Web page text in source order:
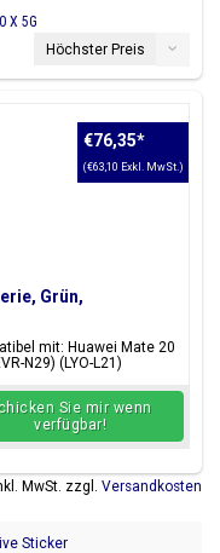
X 5G
Höchster Preis
Grün,
mit: Huawei Mate 20
N29) (LYO-L21)
€76,35*
(€63,10 Exkl. MwSt.)
Sie mir wenn
verfügbar!
MwSt. zzgl. Versandkosten
Sticker